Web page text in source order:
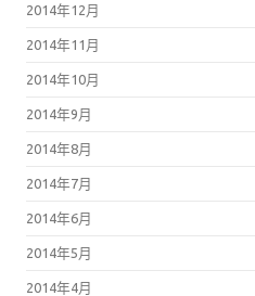
2014年11月
2014年10月
2014年9月
2014年8月
2014年7月
2014年6月
2014年5月
2014年4月
2014年3月